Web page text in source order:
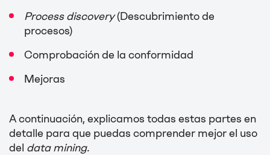
Process discovery(Descubrimiento de
procesos)
Comprobación de la conformidad
Mejoras
A continuación, explicamos todas estas partes en
detalle para que puedas comprender mejor el uso
del data mining.